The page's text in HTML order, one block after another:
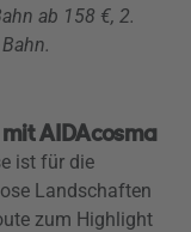
ab 158 €, 2.
AIDAcosma
ist für die
Landschaften
zum Highlight